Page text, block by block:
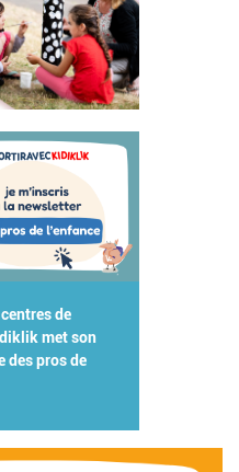
de
met son
des pros de